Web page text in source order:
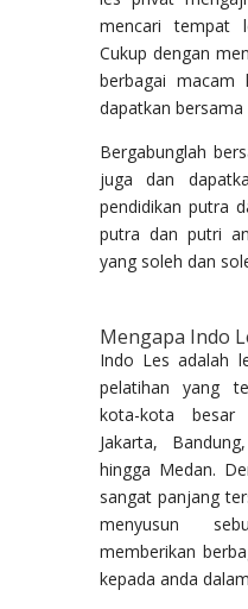
mencari tempat
Cukup dengan
berbagai macam
dapatkan bersama
Bergabunglah
juga dan
pendidikan putra
putra dan putri
yang soleh dan
Mengapa Indo
Indo Les adalah
pelatihan yang
kota-kota
Jakarta,
hingga Medan.
sangat panjang
menyusun
memberikan
kepada anda